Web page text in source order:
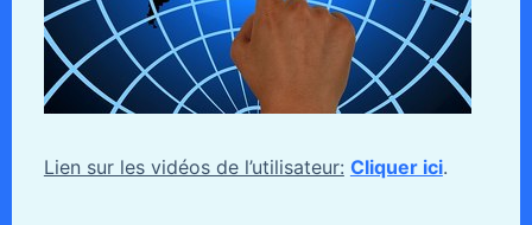
Lien sur les vidéos de l’utilisateur: Cliquer ici.